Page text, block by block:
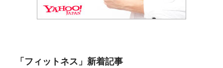
「フィットネス」新着記事